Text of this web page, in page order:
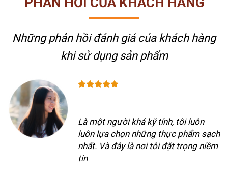
Những phản hồi đánh giá của khách hàng
khi sử dụng sản phẩm
Là một người khá kỹ tính, tôi luôn
luôn lựa chọn những thực phẩm sạch
nhất. Và đây là nơi tôi đặt trọng niềm
tin